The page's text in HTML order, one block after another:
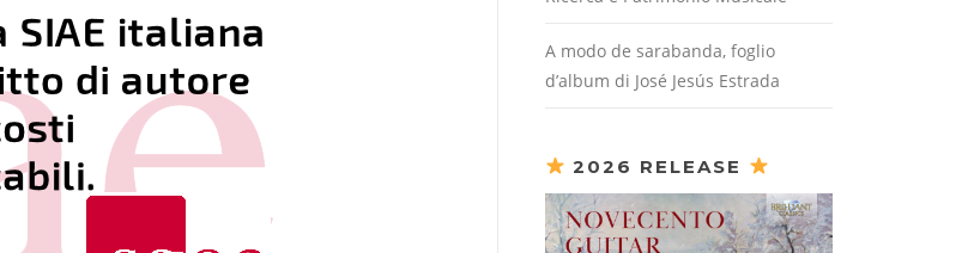
A modo de sarabanda, foglio
d’album di José Jesús Estrada
2026 RELEASE